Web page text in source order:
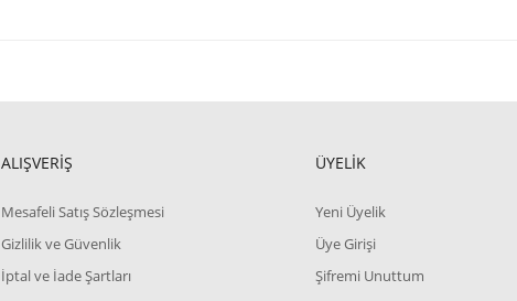
ALIŞVERİŞ
Mesafeli Satış Sözleşmesi
Gizlilik ve Güvenlik
İptal ve İade Şartları
ÜYELİK
Yeni Üyelik
Üye Girişi
Şifremi Unuttum